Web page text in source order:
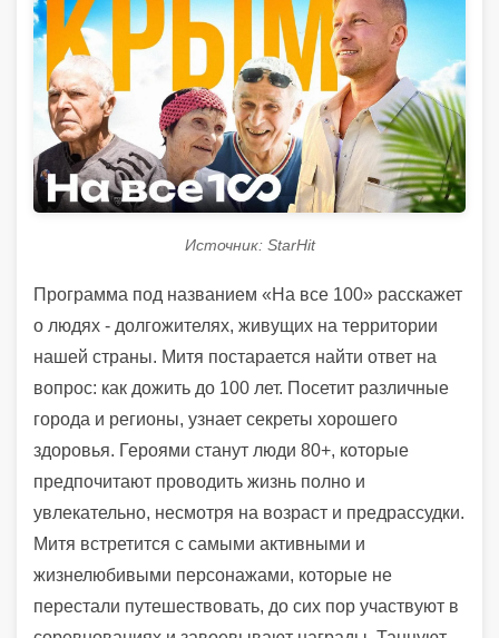
Источник: StarHit
Программа под названием «На все 100» расскажет
о людях - долгожителях, живущих на территории
нашей страны. Митя постарается найти ответ на
вопрос: как дожить до 100 лет. Посетит различные
города и регионы, узнает секреты хорошего
здоровья. Героями станут люди 80+, которые
предпочитают проводить жизнь полно и
увлекательно, несмотря на возраст и предрассудки.
Митя встретится с самыми активными и
жизнелюбивыми персонажами, которые не
перестали путешествовать, до сих пор участвуют в